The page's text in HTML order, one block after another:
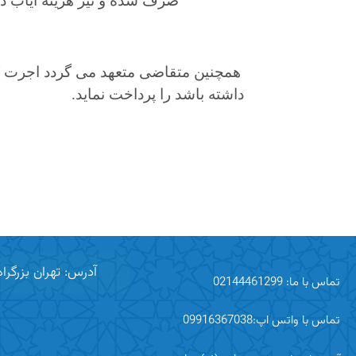
ﻫﻤﭽﻨﯿﻦ ﻣﺘﻘﺎﺿﯽ ﻣﺘﻌﻬﺪ ﻣﯽ ﮔﺮدد اﺟﺮت
داﺷﺘﻪ ﺑﺎﺷﺪ را ﭘﺮداﺧﺖ ﻧﻤﺎﯾﺪ.
تماس با ما: 02144461299
تماس با واتس اپ:09916367038
آدرس: تهران بزرگراه اشرفی